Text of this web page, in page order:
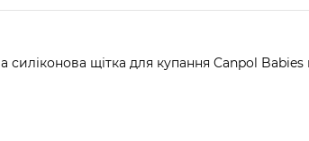
силіконова щітка для купання Canpol Babies